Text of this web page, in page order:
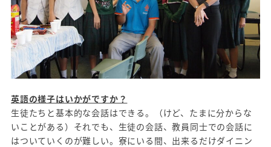
英語の様子はいかがですか？
生徒たちと基本的な会話はできる。（けど、たまに分からな
いことがある）それでも、生徒の会話、教員同士での会話に
はついていくのが難しい。寮にいる間、出来るだけダイニン